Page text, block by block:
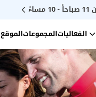
11 صباحاً -10 مساءً
الفعالياتالمجموعات